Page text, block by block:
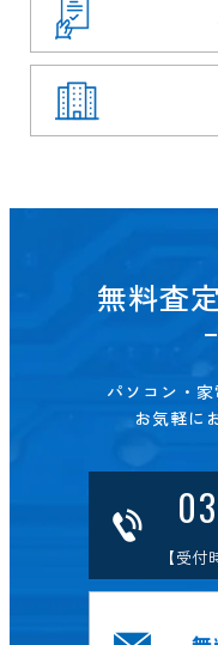
無料査
パソコン・
お気軽に
【受